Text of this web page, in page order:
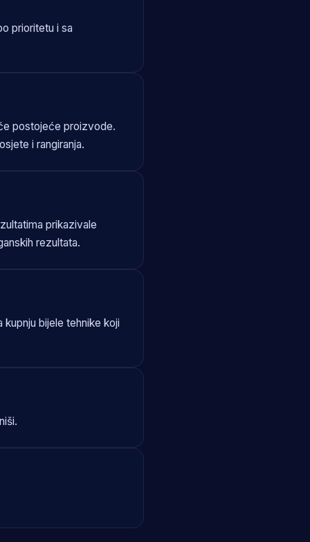
prioritetu i sa
postojeće proizvode.
i rangiranja.
prikazivale
rezultata.
bijele tehnike koji